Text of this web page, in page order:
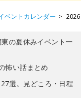
ベントカレンダー
の夏休みイベント一
怖い話まとめ
選。見どころ・日程